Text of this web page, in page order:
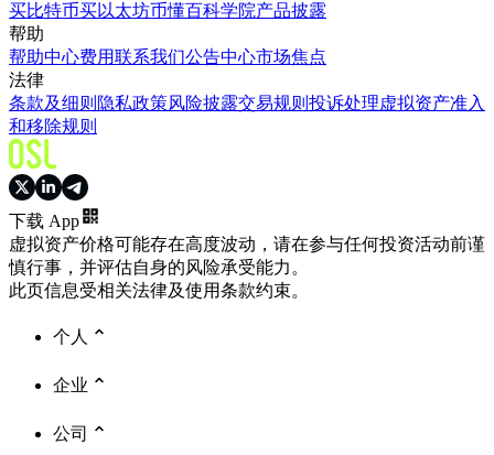
买比特币买以太坊币懂百科学院产品披露
帮助
帮助中心费用联系我们公告中心市场焦点
法律
条款及细则 隐私政策风险披露交易规则 投诉处理虚拟资产准入
和移除规则
下载 App
虚拟资产价格可能存在高度波动，请在参与任何投资活动前谨
慎行事，并评估自身的风险承受能力。
此页信息受相关法律及使用条款约束。
个人
企业
公司